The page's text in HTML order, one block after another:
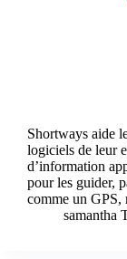
Shortways aide
logiciels de leur
d’information
pour les guider,
comme un
samantha